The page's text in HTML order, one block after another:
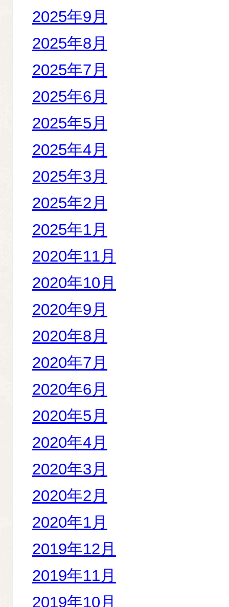
2025年9月
2025年8月
2025年7月
2025年6月
2025年5月
2025年4月
2025年3月
2025年2月
2025年1月
2020年11月
2020年10月
2020年9月
2020年8月
2020年7月
2020年6月
2020年5月
2020年4月
2020年3月
2020年2月
2020年1月
2019年12月
2019年11月
2019年10月